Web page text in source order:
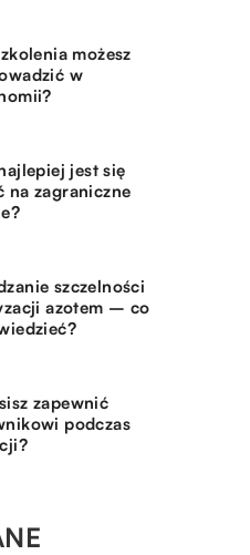
możesz
w
jest się
na zagraniczne
szczelności
azotem – co
zapewnić
podczas